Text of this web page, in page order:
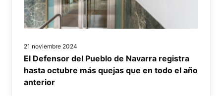
21 noviembre 2024
El Defensor del Pueblo de Navarra registra
hasta octubre más quejas que en todo el año
anterior